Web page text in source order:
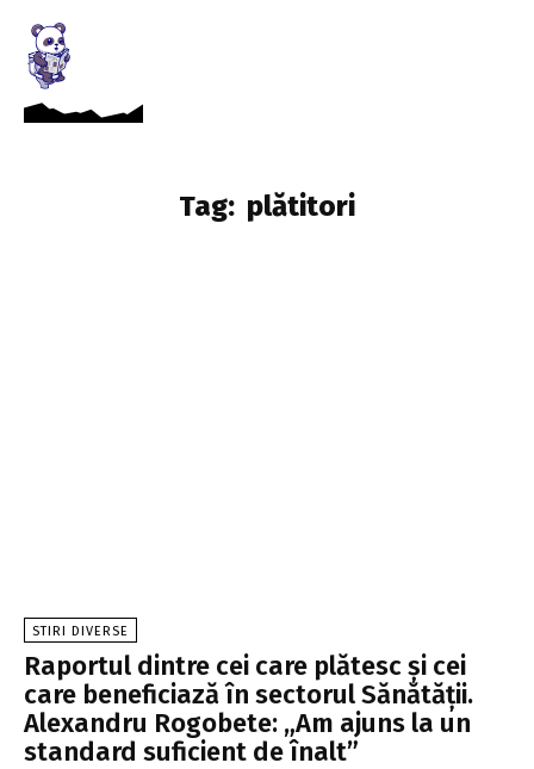
Tag: plătitori
STIRI DIVERSE
Raportul dintre cei care plătesc și cei
care beneficiază în sectorul Sănătății.
Alexandru Rogobete: „Am ajuns la un
standard suficient de înalt”